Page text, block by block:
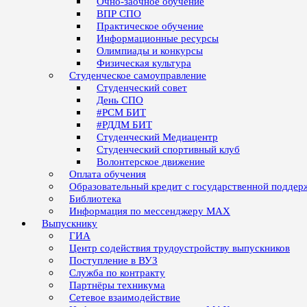
ВПР СПО
Практическое обучение
Информационные ресурсы
Олимпиады и конкурсы
Физическая культура
Студенческое самоуправление
Студенческий совет
День СПО
#РСМ БИТ
#РДДМ БИТ
Студенческий Медиацентр
Студенческий спортивный клуб
Волонтерское движение
Оплата обучения
Образовательный кредит с государственной
Библиотека
Информация по мессенджеру MAX
Выпускнику
ГИА
Центр содействия трудоустройству выпускников
Поступление в ВУЗ
Служба по контракту
Партнёры техникума
Сетевое взаимодействие